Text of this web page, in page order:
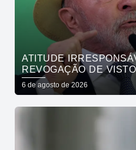
ATITUDE
REVOGAÇÃO DE
6 de agosto de 2026